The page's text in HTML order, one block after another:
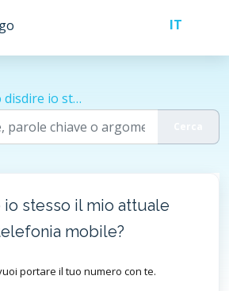
il mio attuale contratto di telefo...
stesso il mio attuale
mobile?
portare il tuo numero con te.